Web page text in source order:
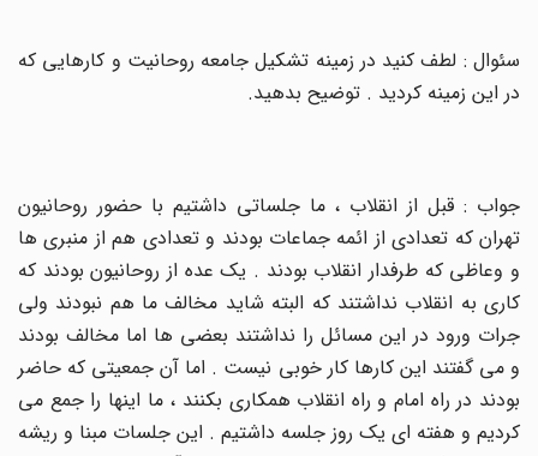
سئوال : لطف کنید در زمینه تشکیل جامعه روحانیت و کارهایی که
در این زمینه کردید . توضیح بدهید.
جواب : قبل از انقلاب ، ما جلساتی داشتیم با حضور روحانیون
تهران که تعدادی از ائمه جماعات بودند و تعدادی هم از منبری ها
و وعاظی که طرفدار انقلاب بودند . یک عده از روحانیون بودند که
کاری به انقلاب نداشتند که البته شاید مخالف ما هم نبودند ولی
جرات ورود در این مسائل را نداشتند بعضی ها اما مخالف بودند
و می گفتند این کارها کار خوبی نیست . اما آن جمعیتی که حاضر
بودند در راه امام و راه انقلاب همکاری بکنند ، ما اینها را جمع می
کردیم و هفته ای یک روز جلسه داشتیم . این جلسات مبنا و ریشه